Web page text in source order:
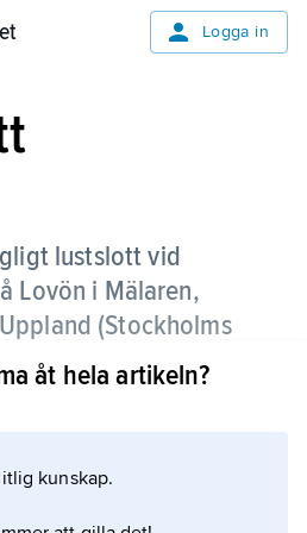
Logga in
lustslott vid
Lovön i Mälaren,
(Stockholms
födelsedagspresent till
åt hela artikeln?
kunskap.